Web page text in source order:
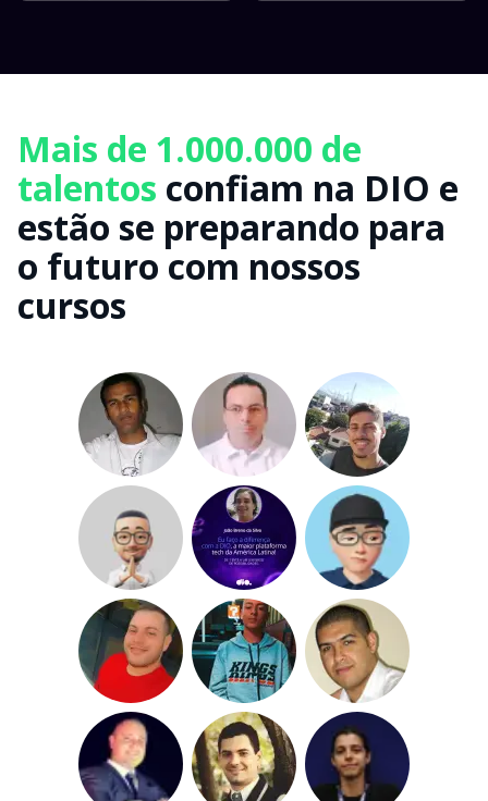
Mais de 1.000.000 de
talentos confiam na DIO e
estão se preparando para
o futuro com nossos
cursos